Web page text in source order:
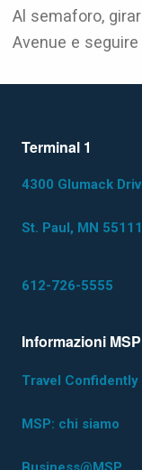
Al semaforo,
Avenue e
Terminal 1
4300 Glumack
St. Paul, MN 55111
612-726-5555
Informazioni MSP
Travel Confidently
MSP: chi siamo